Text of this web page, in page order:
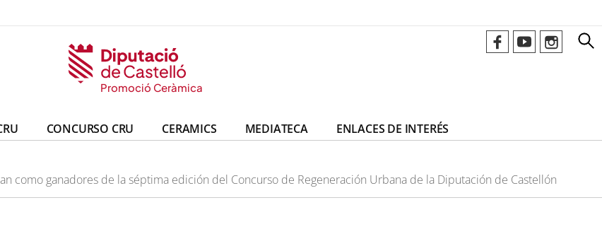
Promoció Ceràmica
CONCURSO CRU CERAMICS MEDIATECA
ENLACES DE INTERÉS
como ganadores de la séptima edición del Concurso de Regeneración Urbana de la Diputación de Castellón